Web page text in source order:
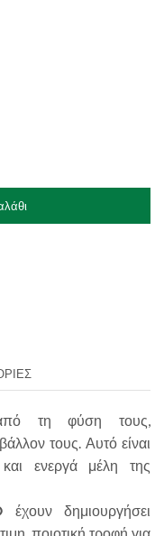
από τη φύση τους,
τους. Αυτό είναι
ενεργά μέλη της
έχουν δημιουργήσει